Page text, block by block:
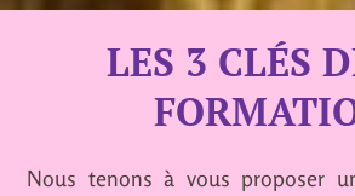
LES 3 CLÉS
Nous tenons à vous proposer